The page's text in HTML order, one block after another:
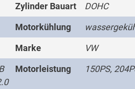
Zylinder Bauart DOHC
Motorkühlung
Marke VW
Motorleistung 150PS,